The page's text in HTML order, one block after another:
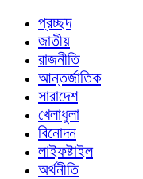
প্রচ্ছদ
জাতীয়
রাজনীতি
আন্তর্জাতিক
সারাদেশ
খেলাধুলা
বিনোদন
লাইফষ্টাইল
অর্থনীতি